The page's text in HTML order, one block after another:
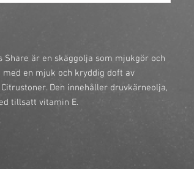
Share är en skäggolja som mjukgör och
en mjuk och kryddig doft av
Den innehåller druvkärneolja,
tillsatt vitamin E.